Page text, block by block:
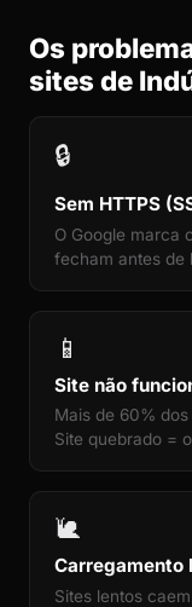
Os
sites de
🔒
Sem HTTPS
O Google marca
fecham antes de
📱
Site não
Mais de 60%
Site quebrado =
🐌
Carregamento
Sites lentos